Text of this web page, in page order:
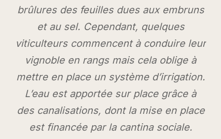
brûlures des feuilles dues aux embruns
et au sel. Cependant, quelques
viticulteurs commencent à conduire leur
vignoble en rangs mais cela oblige à
mettre en place un système d’irrigation.
L’eau est apportée sur place grâce à
des canalisations, dont la mise en place
est financée par la cantina sociale.